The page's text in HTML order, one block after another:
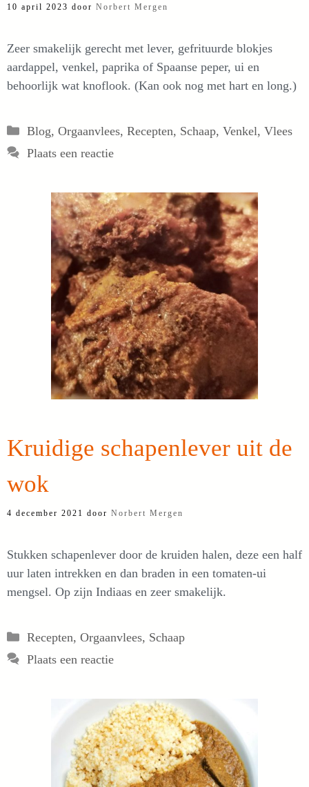
10 april 2023 door Norbert Mergen
Zeer smakelijk gerecht met lever, gefrituurde blokjes
aardappel, venkel, paprika of Spaanse peper, ui en
behoorlijk wat knoflook. (Kan ook nog met hart en long.)
Categorieën
Blog, Orgaanvlees, Recepten, Schaap, Venkel, Vlees
Plaats een reactie
Kruidige schapenlever uit de
wok
4 december 2021 door Norbert Mergen
Stukken schapenlever door de kruiden halen, deze een half
uur laten intrekken en dan braden in een tomaten-ui
mengsel. Op zijn Indiaas en zeer smakelijk.
Categorieën
Recepten, Orgaanvlees, Schaap
Plaats een reactie